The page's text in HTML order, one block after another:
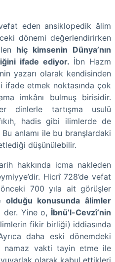
eden ansiklopedik âlim
dönemi değerlendirirken
hiç kimsenin Dünya’nın
ifade ediyor. İbn Hazm
yazarı olarak kendisinden
ifade etmek noktasında çok
imkânı bulmuş birisidir.
dinlerle tartışma usulü
hadis gibi ilimlerde de
anlamı ile bu branşlardaki
düşünülebilir.
hakkında icma nakleden
Hicrî 728’de vefat
700 yıla ait görüşler
olduğu konusunda âlimler
der. Yine o, İbnü’l-Cevzî’nin
fikir birliği) iddiasında
daha eski dönemdeki
namaz vakti tayin etme ile
yuvarlak olarak kabul ettikleri